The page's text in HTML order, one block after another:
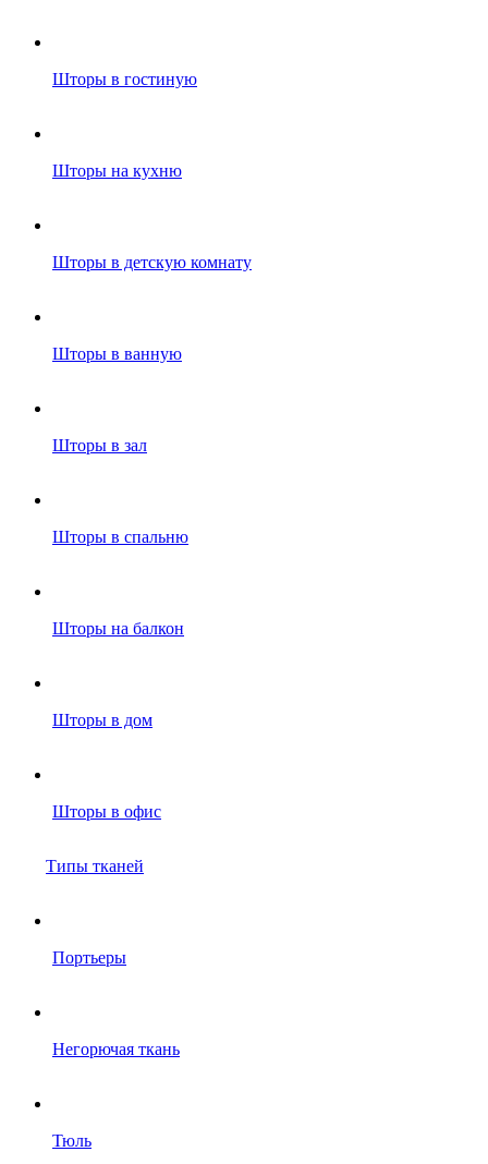
Шторы в гостиную
Шторы на кухню
Шторы в детскую комнату
Шторы в ванную
Шторы в зал
Шторы в спальню
Шторы на балкон
Шторы в дом
Шторы в офис
Типы тканей
Портьеры
Негорючая ткань
Тюль